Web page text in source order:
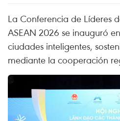
La Conferencia de Líderes
ASEAN 2026 se inauguró
ciudades inteligentes,
mediante la cooperación